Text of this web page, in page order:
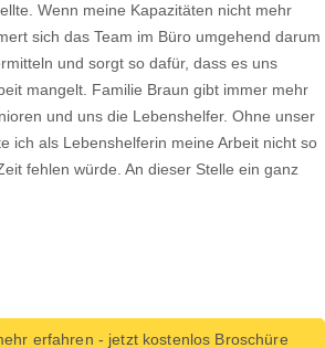
Wenn meine Kapazitäten nicht mehr
sich das Team im Büro umgehend darum
und sorgt so dafür, dass es uns
mangelt. Familie Braun gibt immer mehr
und uns die Lebenshelfer. Ohne unser
ich als Lebenshelferin meine Arbeit nicht so
fehlen würde. An dieser Stelle ein ganz
erfahren - jetzt kostenlos Broschüre